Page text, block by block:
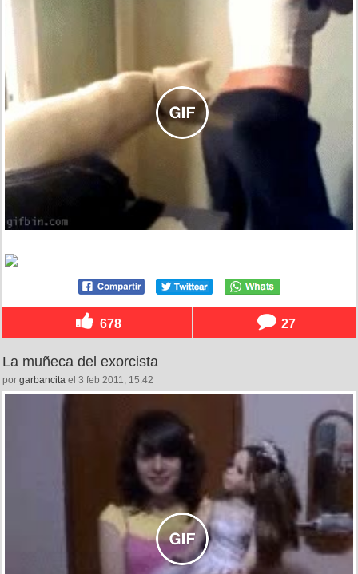
678 27
La muñeca del exorcista
por garbancita el 3 feb 2011, 15:42